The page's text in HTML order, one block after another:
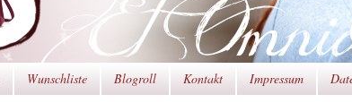
Wunschliste Blogroll Kontakt Impressum